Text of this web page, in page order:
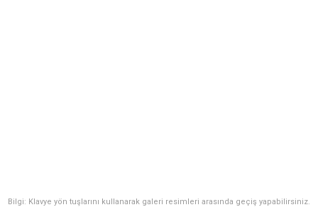
Bilgi: Klavye yön tuşlarını kullanarak galeri resimleri arasında geçiş yapabilirsiniz.